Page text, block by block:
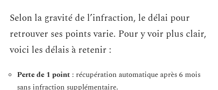
Selon la gravité de l’infraction, le délai pour
retrouver ses points varie. Pour y voir plus clair,
voici les délais à retenir :
Perte de 1 point : récupération automatique après 6 mois
sans infraction supplémentaire.